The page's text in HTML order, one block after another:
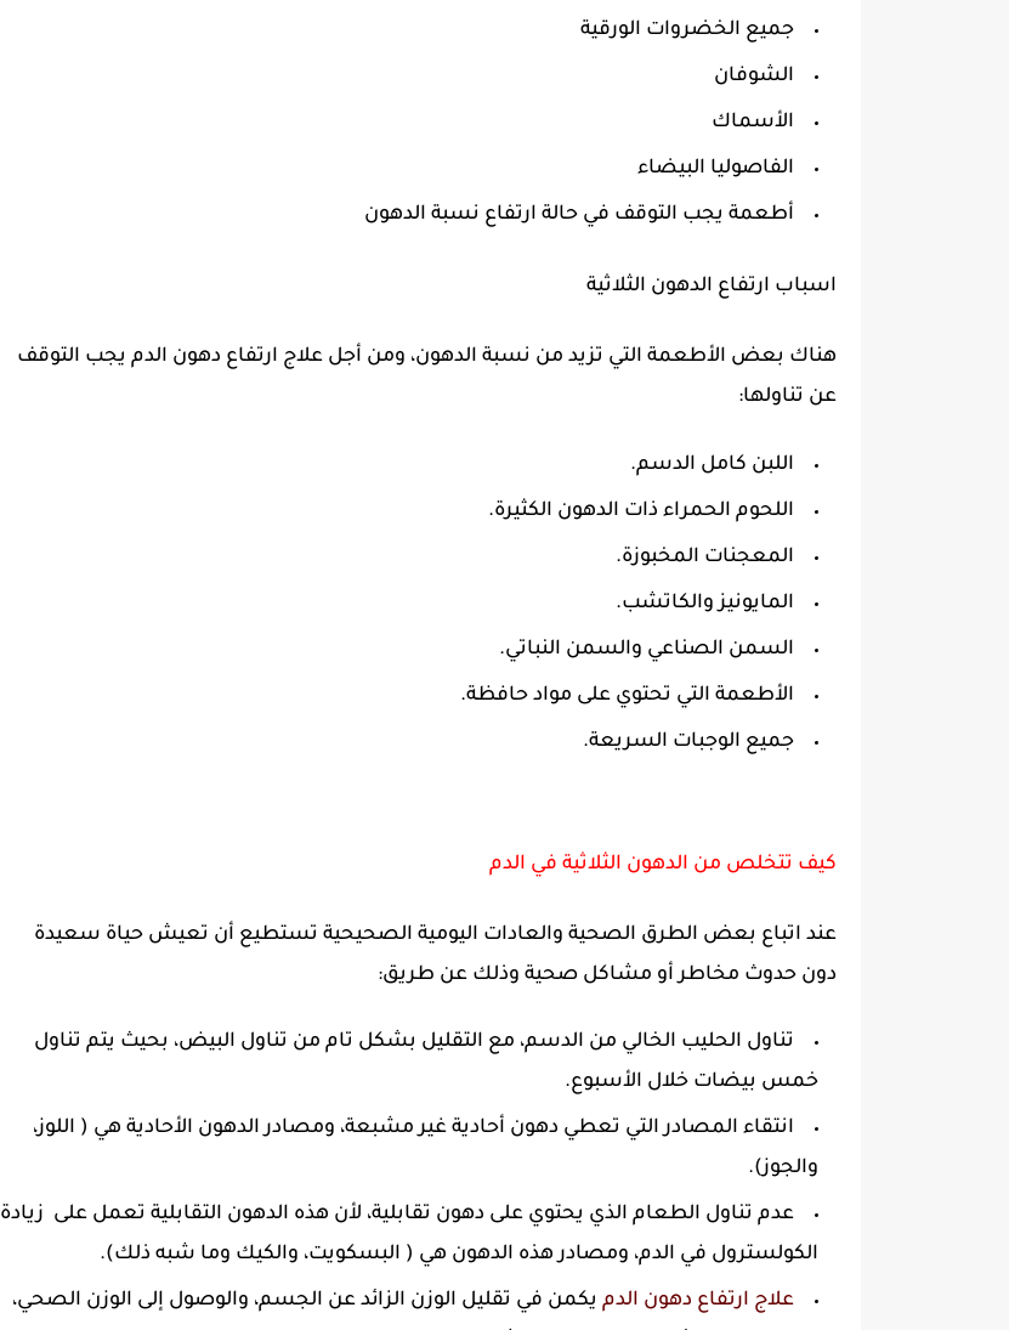
جميع الخضروات الورقية
الشوفان
الأسماك
الفاصوليا البيضاء
أطعمة يجب التوقف في حالة ارتفاع نسبة الدهون
اسباب ارتفاع الدهون الثلاثية
هناك بعض الأطعمة التي تزيد من نسبة الدهون، ومن أجل علاج ارتفاع دهون الدم يجب التوقف
عن تناولها:
اللبن كامل الدسم.
اللحوم الحمراء ذات الدهون الكثيرة.
المعجنات المخبوزة.
المايونيز والكاتشب.
السمن الصناعي والسمن النباتي.
الأطعمة التي تحتوي على مواد حافظة.
جميع الوجبات السريعة.
كيف تتخلص من الدهون الثلاثية في الدم
عند اتباع بعض الطرق الصحية والعادات اليومية الصحيحية تستطيع أن تعيش حياة سعيدة
دون حدوث مخاطر أو مشاكل صحية وذلك عن طريق:
تناول الحليب الخالي من الدسم، مع التقليل بشكل تام من تناول البيض، بحيث يتم تناول
خمس بيضات خلال الأسبوع.
انتقاء المصادر التي تعطي دهون أحادية غير مشبعة، ومصادر الدهون الأحادية هي ( اللوز،
والجوز).
عدم تناول الطعام الذي يحتوي على دهون تقابلية، لأن هذه الدهون التقابلية تعمل على زيادة
الكولسترول في الدم، ومصادر هذه الدهون هي ( البسكويت، والكيك وما شبه ذلك).
علاج ارتفاع دهون الدم يكمن في تقليل الوزن الزائد عن الجسم، والوصول إلى الوزن الصحي،